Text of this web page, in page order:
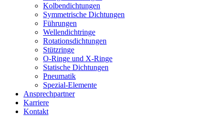
Kolbendichtungen
Symmetrische Dichtungen
Führungen
Wellendichtringe
Rotationsdichtungen
Stützringe
O-Ringe und X-Ringe
Statische Dichtungen
Pneumatik
Spezial-Elemente
Ansprechpartner
Karriere
Kontakt